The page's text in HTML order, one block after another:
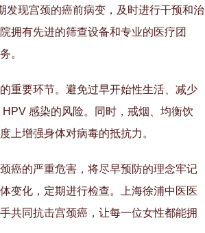
发现宫颈的癌前病变，及时进行干预和治
拥有先进的筛查设备和专业的医疗团
。
重要环节。避免过早开始性生活、减少
感染的风险。同时，戒烟、均衡饮
上增强身体对病毒的抵抗力。
癌的严重危害，将尽早预防的理念牢记
变化，定期进行检查。上海徐浦中医医
共同抗击宫颈癌，让每一位女性都能拥